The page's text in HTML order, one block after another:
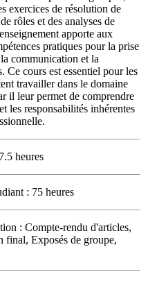
exercices de résolution de
rôles et des analyses de
apporte aux
pratiques pour la prise
communication et la
Ce cours est essentiel pour les
travailler dans le domaine
il leur permet de comprendre
les responsabilités inhérentes
heures
: 75 heures
: Compte-rendu d'articles,
final, Exposés de groupe,